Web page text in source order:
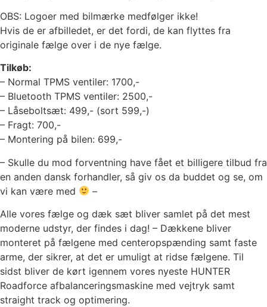
OBS: Logoer med bilmærke medfølger ikke!
Hvis de er afbilledet, er det fordi, de kan flyttes fra
originale fælge over i de nye fælge.
Tilkøb:
– Normal TPMS ventiler: 1700,-
– Bluetooth TPMS ventiler: 2500,-
– Låseboltsæt: 499,- (sort 599,-)
– Fragt: 700,-
– Montering på bilen: 699,-
– Skulle du mod forventning have fået et billigere tilbud fra
en anden dansk forhandler, så giv os da buddet og se, om
vi kan være med
–
Alle vores fælge og dæk sæt bliver samlet på det mest
moderne udstyr, der findes i dag! – Dækkene bliver
monteret på fælgene med centeropspænding samt faste
arme, der sikrer, at det er umuligt at ridse fælgene. Til
sidst bliver de kørt igennem vores nyeste HUNTER
Roadforce afbalanceringsmaskine med vejtryk samt
straight track og optimering.